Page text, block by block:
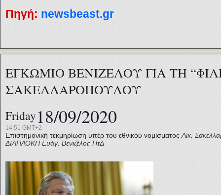
Πηγή: newsbeast.gr
ΕΓΚΩΜΙΟ ΒΕΝΙΖΕΛΟΥ ΓΙΑ ΤΗ
ΣΑΚΕΛΛΑΡΟΠΟΥΛΟΥ
Friday18/09/2020
14:51 GMT+2
Επιστημονική τεκμηρίωση υπέρ του εθνικού νομίσματος Αικ.
ΔΙΑΠΛΟΚΗ Ευάγ. Βενιζέλος ΠτΔ